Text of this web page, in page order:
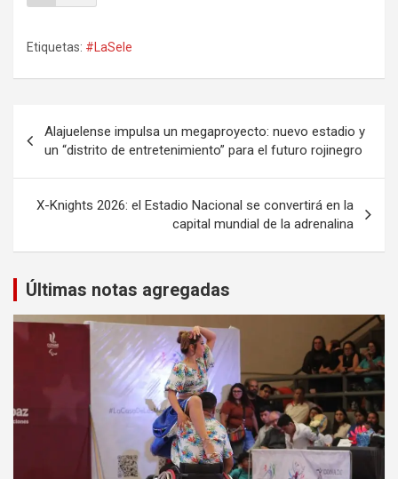
Etiquetas: #LaSele
de
entradas
Alajuelense impulsa un megaproyecto: nuevo estadio y
un “distrito de entretenimiento” para el futuro rojinegro
X-Knights 2026: el Estadio Nacional se convertirá en la
capital mundial de la adrenalina
Últimas notas agregadas